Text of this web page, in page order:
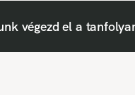
végezd el a